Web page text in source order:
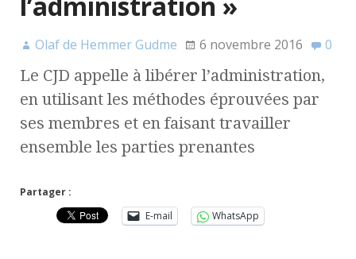
Olaf de Hemmer Gudme 6 novembre 2016 0
Le CJD appelle à libérer l’administration,
en utilisant les méthodes éprouvées par
ses membres et en faisant travailler
ensemble les parties prenantes
Partager :
E-mail
WhatsApp